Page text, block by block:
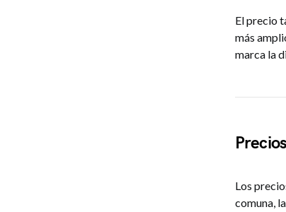
El precio
más
marca la
Los
comuna,